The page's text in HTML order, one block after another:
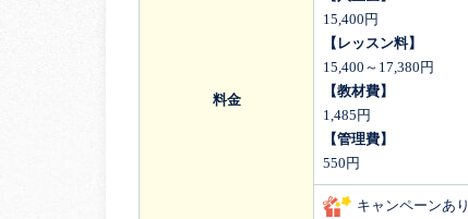
料金
15,400円
【レッスン料】
15,400～17,380円
【教材費】
1,485円
【管理費】
550円
キャンペーンあり